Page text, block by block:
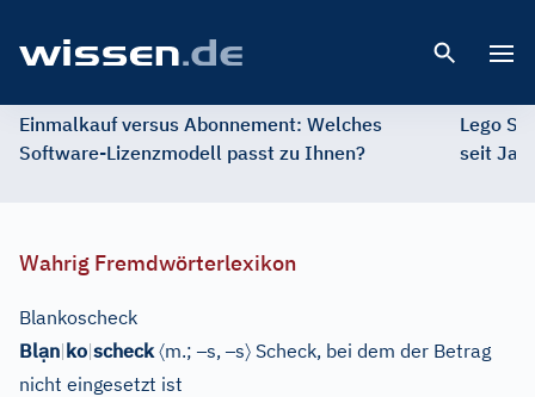
Einmalkauf versus Abonnement: Welches
Software-Lizenzmodell passt zu Ihnen?
Lego
seit
Wahrig Fremdwörterlexikon
Blankoscheck
Blạn|ko|scheck 〈m.;–s,–s〉 Scheck, bei dem der Betrag
nicht eingesetzt ist